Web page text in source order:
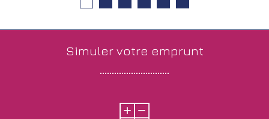
simuler votre emprunt